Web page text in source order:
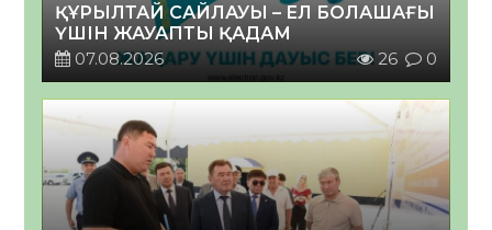
ҚҰРЫЛТАЙ САЙЛАУЫ – ЕЛ БОЛАШАҒЫ
ҮШІН ЖАУАПТЫ ҚАДАМ
07.08.2026
26 0